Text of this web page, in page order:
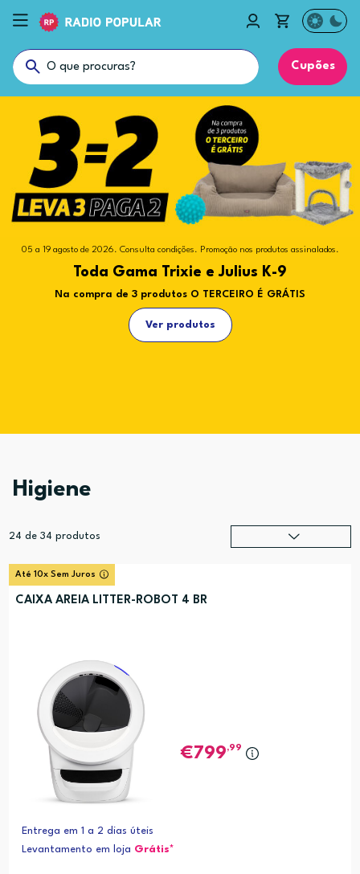
Cupões
Promoção nos produtos assinalados.
O melhor para o teu pet, agora na Radio
Popular
Descobre novas formas de mimar os teus animais
Ver produtos
15 julho a 19 agosto de 2026. Consulta condições. Promoção nos produtos
O melhor para o teu animal
05 a 19 agosto de 2026. Consulta condições. Promoção nos produtos assinalados.
Toda Gama Trixie e Julius K-9
Na compra de 3 produtos O TERCEIRO É GRÁTIS
Ver produtos
Higiene
24 de 34 produtos
Até 10x Sem Juros
CAIXA AREIA LITTER-ROBOT 4 BR
799,99
Entrega em 1 a 2 dias úteis
Levantamento em loja Grátis*